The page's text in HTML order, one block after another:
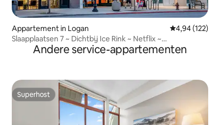
Appartement in Logan Gemiddelde
4,94 (122)
Slaapplaatsen 7 ~ Dichtbij Ice Rink ~ Netflix ~
Driepersoonsbed
Andere service-appartementen
Superhost
Superhost